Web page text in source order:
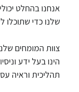
אנחנו בהחלט
שלנו כדי שתוכלו
צוות המומחים
הינו בעל ידע
תהליכית וראיה